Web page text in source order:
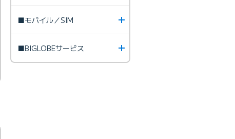
■モバイル／SIM
■BIGLOBEサービス